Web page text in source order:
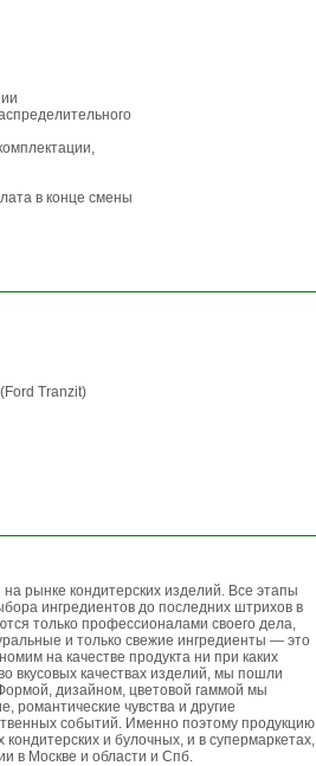
в конце смены
Tranzit)
рынке кондитерских изделий. Все этапы
ингредиентов до последних штрихов в
только профессионалами своего дела,
и только свежие ингредиенты — это
на качестве продукта ни при каких
вкусовых качествах изделий, мы пошли
дизайном, цветовой гаммой мы
романтические чувства и другие
событий. Именно поэтому продукцию
и булочных, и в супермаркетах,
в Москве и области и Спб.